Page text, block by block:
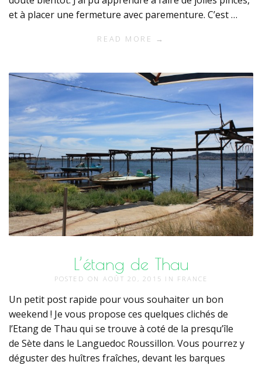
et à placer une fermeture avec parementure. C’est …
READ MORE →
L’étang de Thau
POSTED ON AOÛT 20, 2015 IN FRANCE
Un petit post rapide pour vous souhaiter un bon
weekend ! Je vous propose ces quelques clichés de
l’Etang de Thau qui se trouve à coté de la presqu’île
de Sète dans le Languedoc Roussillon. Vous pourrez y
déguster des huîtres fraîches, devant les barques